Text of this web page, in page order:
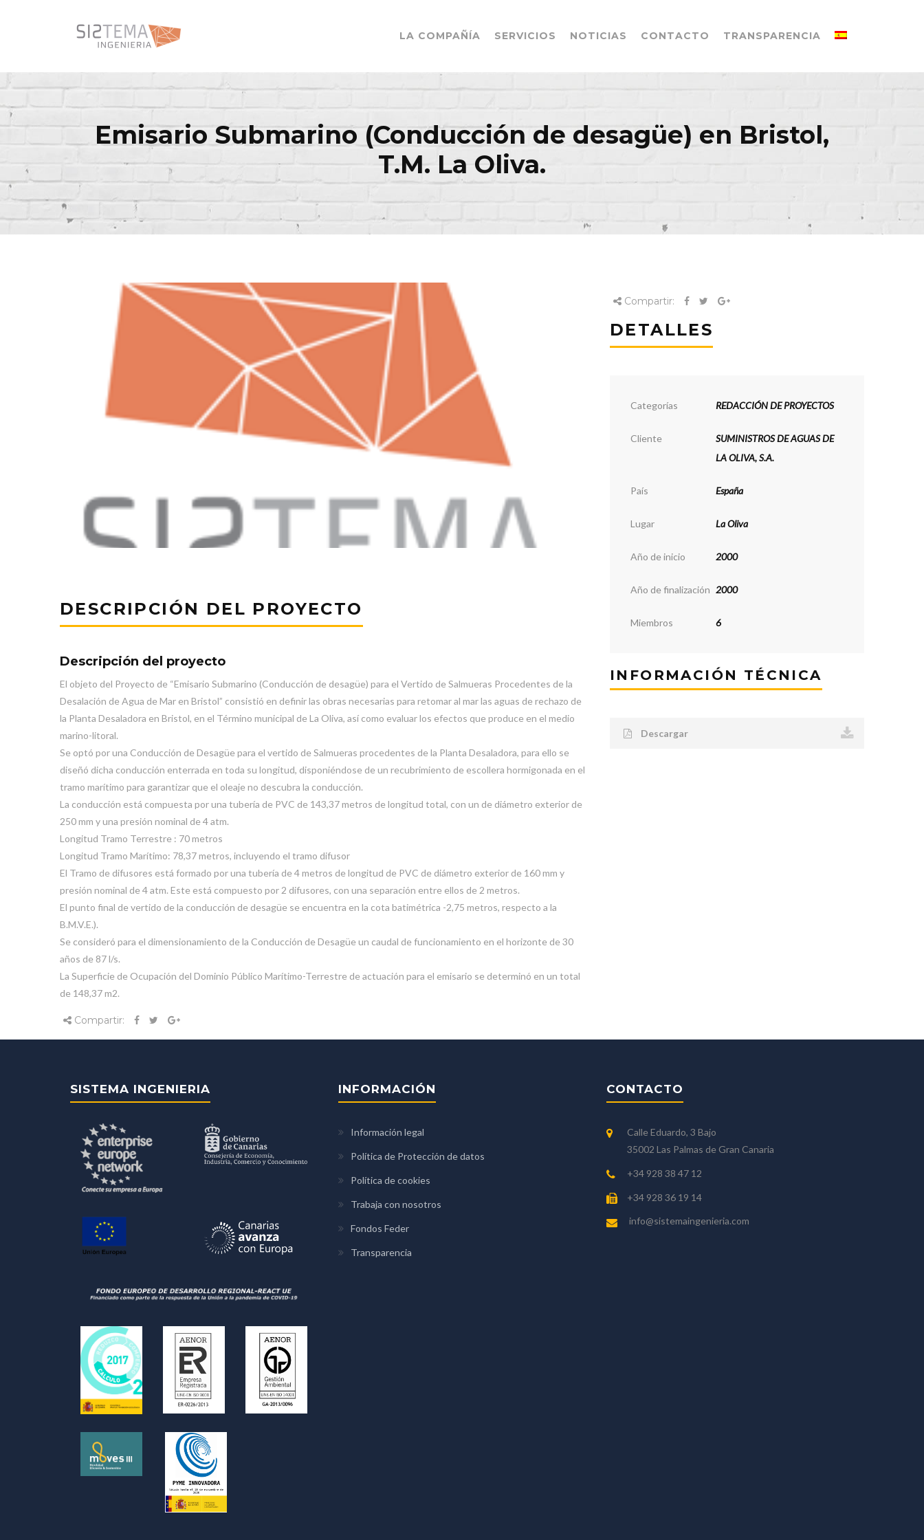
LA COMPAÑÍA SERVICIOS NOTICIAS CONTACTO TRANSPARENCIA
Emisario Submarino (Conducción de desagüe) en Bristol,
T.M. La Oliva.
DESCRIPCIÓN DEL PROYECTO
Descripción del proyecto
El objeto del Proyecto de “Emisario Submarino (Conducción de desagüe) para el Vertido de Salmueras Procedentes de la
Desalación de Agua de Mar en Bristol” consistió en definir las obras necesarias para retomar al mar las aguas de rechazo de
la Planta Desaladora en Bristol, en el Término municipal de La Oliva, así como evaluar los efectos que produce en el medio
marino-litoral.
Se optó por una Conducción de Desagüe para el vertido de Salmueras procedentes de la Planta Desaladora, para ello se
diseñó dicha conducción enterrada en toda su longitud, disponiéndose de un recubrimiento de escollera hormigonada en el
tramo marítimo para garantizar que el oleaje no descubra la conducción.
La conducción está compuesta por una tubería de PVC de 143,37 metros de longitud total, con un de diámetro exterior de
250 mm y una presión nominal de 4 atm.
Longitud Tramo Terrestre : 70 metros
Longitud Tramo Marítimo: 78,37 metros, incluyendo el tramo difusor
El Tramo de difusores está formado por una tubería de 4 metros de longitud de PVC de diámetro exterior de 160 mm y
presión nominal de 4 atm. Este está compuesto por 2 difusores, con una separación entre ellos de 2 metros.
El punto final de vertido de la conducción de desagüe se encuentra en la cota batimétrica -2,75 metros, respecto a la
B.M.V.E.).
Se consideró para el dimensionamiento de la Conducción de Desagüe un caudal de funcionamiento en el horizonte de 30
años de 87 l/s.
La Superficie de Ocupación del Dominio Público Marítimo-Terrestre de actuación para el emisario se determinó en un total
de 148,37 m2.
Compartir:
DETALLES
Categorías REDACCIÓN DE PROYECTOS
Cliente
SUMINISTROS DE AGUAS DE
LA OLIVA, S.A.
País España
Lugar La Oliva
Año de inicio 2000
Año de finalización 2000
Miembros 6
INFORMACIÓN TÉCNICA
Descargar
Compartir:
SISTEMA INGENIERIA INFORMACIÓN
Información legal
Política de Protección de datos
Política de cookies
Trabaja con nosotros
Fondos Feder
Transparencia
CONTACTO
Calle Eduardo, 3 Bajo
35002 Las Palmas de Gran Canaria
+34 928 38 47 12
+34 928 36 19 14
info@sistemaingenieria.com